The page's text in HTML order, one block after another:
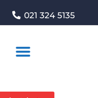
021 324 5135